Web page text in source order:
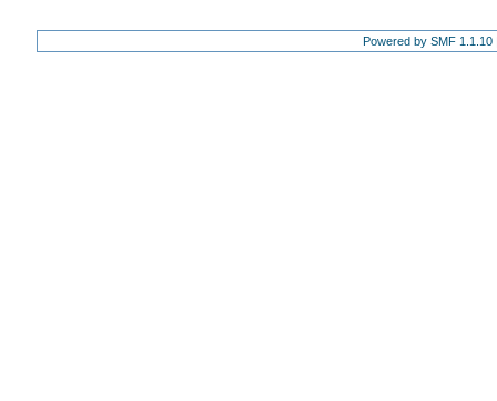
Powered by SMF 1.1.10